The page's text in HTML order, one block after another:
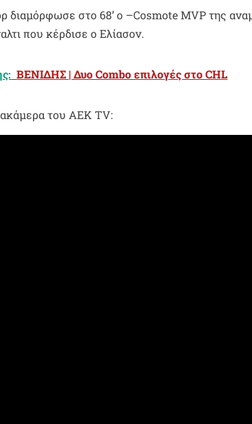
διαμόρφωσε στο 68’ ο –Cosmote MVP της
που κέρδισε ο Ελίασον.
ΒΕΝΙΔΗΣ | Δυο Combo επιλογές στο CHL
του AEK TV: